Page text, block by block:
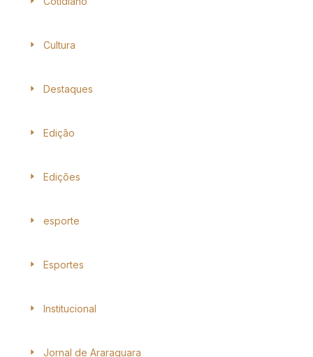
Cultura
Destaques
Edição
Edições
esporte
Esportes
Institucional
Jornal de Araraquara